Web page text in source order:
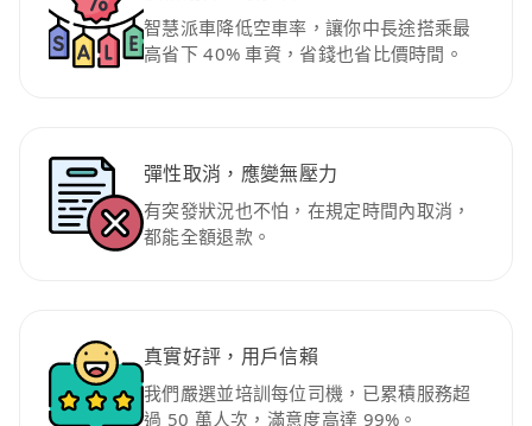
智慧派車降低空車率，讓你中長途搭乘最
高省下 40% 車資，省錢也省比價時間。
彈性取消，應變無壓力
有突發狀況也不怕，在規定時間內取消，
都能全額退款。
真實好評，用戶信賴
我們嚴選並培訓每位司機，已累積服務超
過 50 萬人次，滿意度高達 99%。